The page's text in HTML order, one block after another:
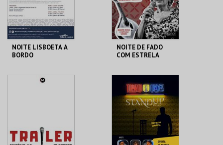
COMPRAR COMPRAR
NOITE LISBOETA A
BORDO
BLUE CRUISES
COMPRAR
NOITE DE FADO
COM ESTRELA
OLHÃO
MAIS INFO
COMPRAR